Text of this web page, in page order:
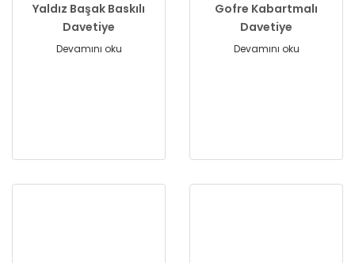
Yaldız Başak Baskılı
Davetiye
Devamını oku
Gofre Kabartmalı
Davetiye
Devamını oku